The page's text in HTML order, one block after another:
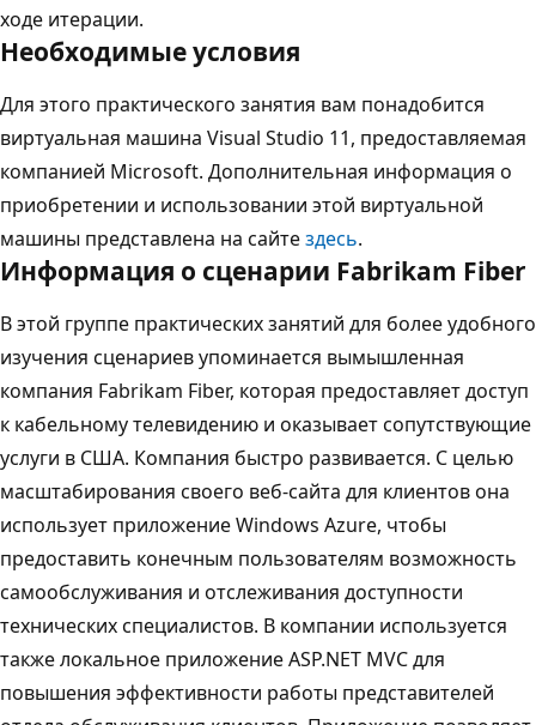
ходе итерации.
Необходимые условия
Для этого практического занятия вам понадобится
виртуальная машина Visual Studio 11, предоставляемая
компанией Microsoft. Дополнительная информация о
приобретении и использовании этой виртуальной
машины представлена на сайтездесь.
Информация о сценарии Fabrikam Fiber
В этой группе практических занятий для более удобного
изучения сценариев упоминается вымышленная
компания Fabrikam Fiber, которая предоставляет доступ
к кабельному телевидению и оказывает сопутствующие
услуги в США. Компания быстро развивается. С целью
масштабирования своего веб-сайта для клиентов она
использует приложение Windows Azure, чтобы
предоставить конечным пользователям возможность
самообслуживания и отслеживания доступности
технических специалистов. В компании используется
также локальное приложение ASP.NET MVC для
повышения эффективности работы представителей